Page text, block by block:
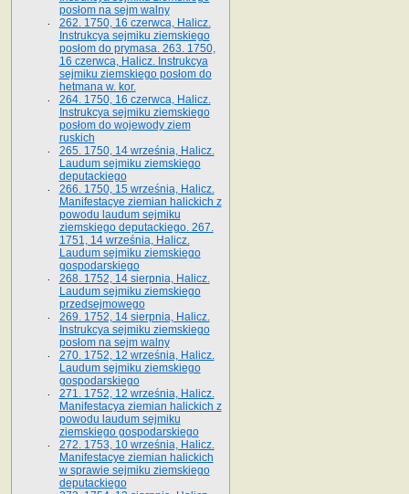
posłom na sejm walny
262. 1750, 16 czerwca, Halicz.
Instrukcya sejmiku ziemskiego
posłom do prymasa. 263. 1750,
16 czerwca, Halicz. Instrukcya
sejmiku ziemskiego posłom do
hetmana w. kor.
264. 1750, 16 czerwca, Halicz.
Instrukcya sejmiku ziemskiego
posłom do wojewody ziem
ruskich
265. 1750, 14 września, Halicz.
Laudum sejmiku ziemskiego
deputackiego
266. 1750, 15 września, Halicz.
Manifestacye ziemian halickich z
powodu laudum sejmiku
ziemskiego deputackiego. 267.
1751, 14 września, Halicz.
Laudum sejmiku ziemskiego
gospodarskiego
268. 1752, 14 sierpnia, Halicz.
Laudum sejmiku ziemskiego
przedsejmowego
269. 1752, 14 sierpnia, Halicz.
Instrukcya sejmiku ziemskiego
posłom na sejm walny
270. 1752, 12 września, Halicz.
Laudum sejmiku ziemskiego
gospodarskiego
271. 1752, 12 września, Halicz.
Manifestacya ziemian halickich z
powodu laudum sejmiku
ziemskiego gospodarskiego
272. 1753, 10 września, Halicz.
Manifestacye ziemian halickich
w sprawie sejmiku ziemskiego
deputackiego